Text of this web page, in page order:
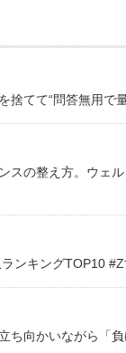
てて“問答無用で量
スの整え方。ウェ
ンキングTOP10
ち向かいながら「